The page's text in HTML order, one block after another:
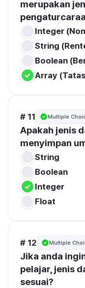
merupakan
Integer
String
Boolean
Array
# 11 Multiple
Apakah jenis
menyimpan
String
Boolean
Integer
Float
# 12 Multiple
Jika anda
pelajar, jenis
sesuai?